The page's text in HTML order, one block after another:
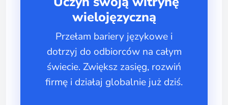
wielojęzyczną
Przełam bariery językowe i
dotrzyj do odbiorców na całym
świecie. Zwiększ zasięg, rozwiń
firmę i działaj globalnie już dziś.